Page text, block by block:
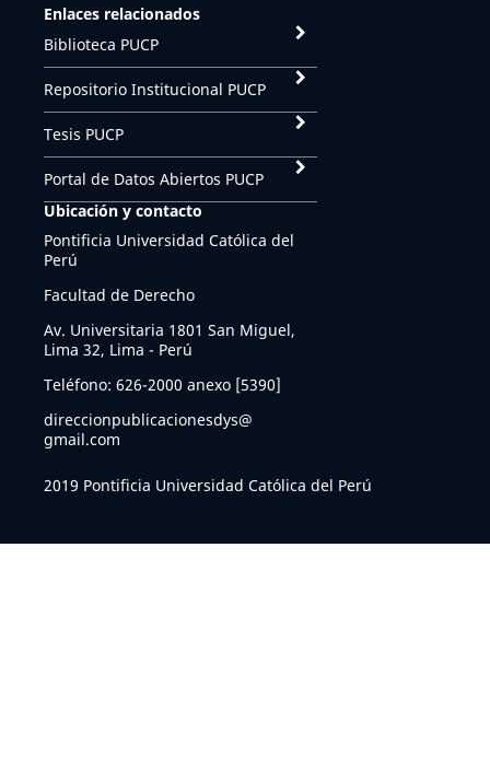
Enlaces relacionados
Biblioteca PUCP
Repositorio Institucional PUCP
Tesis PUCP
Portal de Datos Abiertos PUCP
Ubicación y contacto
Pontificia Universidad Católica del
Perú
Facultad de Derecho
Av. Universitaria 1801 San Miguel,
Lima 32, Lima - Perú
Teléfono: 626-2000 anexo [5390]
direccionpublicacionesdys@
gmail.com
2019 Pontificia Universidad Católica del Perú